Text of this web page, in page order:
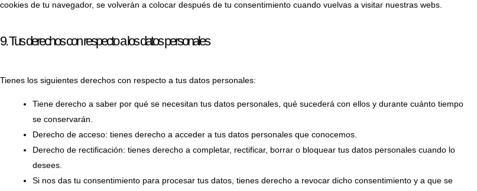
cookies de tu navegador, se volverán a colocar después de tu consentimiento cuando vuelvas a visitar nuestras webs.
9. Tus derechos con respecto a los datos personales
Tienes los siguientes derechos con respecto a tus datos personales:
Tiene derecho a saber por qué se necesitan tus datos personales, qué sucederá con ellos y durante cuánto tiempo
se conservarán.
Derecho de acceso: tienes derecho a acceder a tus datos personales que conocemos.
Derecho de rectificación: tienes derecho a completar, rectificar, borrar o bloquear tus datos personales cuando lo
desees.
Si nos das tu consentimiento para procesar tus datos, tienes derecho a revocar dicho consentimiento y a que se